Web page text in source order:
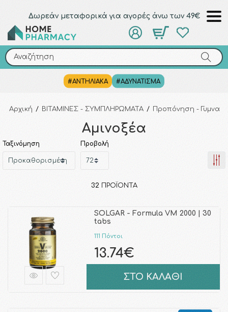
Δωρεάν μεταφορικά για αγορές άνω των 49€
Αναζήτηση
#ΑΝΤΗΛΙΑΚΑ #ΑΔΥΝΑΤΙΣΜΑ
Αναζήτηση
Αρχική / ΒΙΤΑΜΙΝΕΣ - ΣΥΜΠΛΗΡΩΜΑΤΑ / Προπόνηση -
Αμινοξέα
Ταξινόμηση Προβολή
32 ΠΡΟΪΌΝΤΑ
SOLGAR - Formula VM 2000 | 30
tabs
111 Πόντοι
13.74€
ΣΤΟ ΚΑΛΑΘΙ